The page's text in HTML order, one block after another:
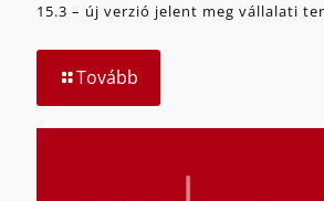
15.3 – új verzió jelent meg vállalati
Tovább